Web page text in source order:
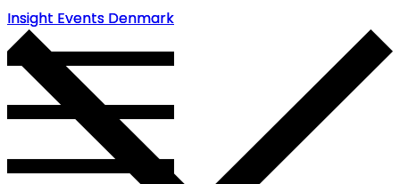
Insight Events Denmark
Insight Events Denmark